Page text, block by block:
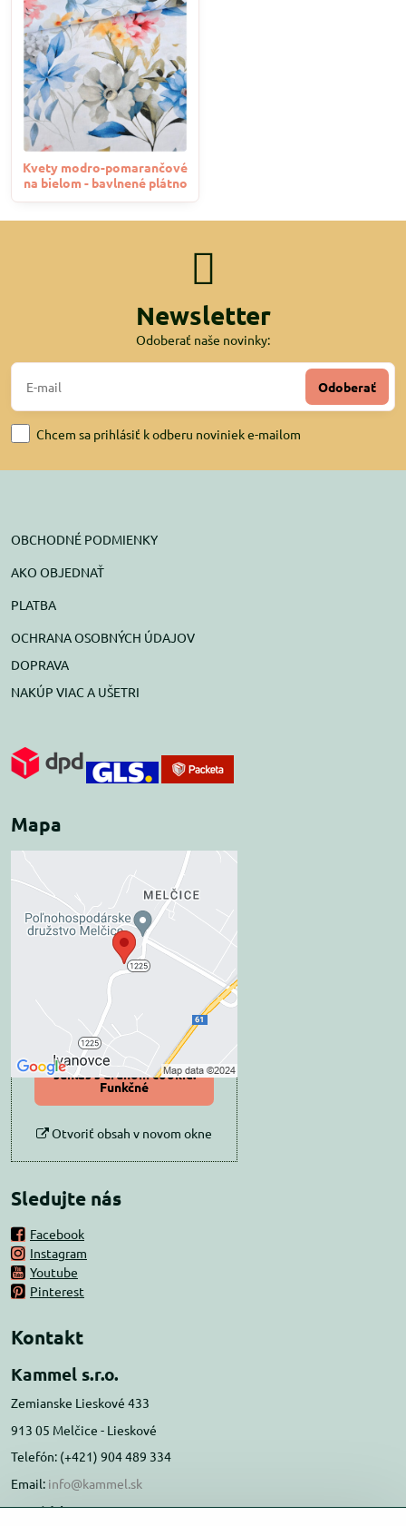
Kvety modro-pomarančové
na bielom - bavlnené plátno
Newsletter
Odoberať naše novinky:
Odoberať
Chcem sa prihlásiť k odberu noviniek e-mailom
OBCHODNÉ PODMIENKY
AKO OBJEDNAŤ
PLATBA
OCHRANA OSOBNÝCH ÚDAJOV
DOPRAVA
NAKÚP VIAC A UŠETRI
Mapa
Externý obsah je
blokovaný Voľbami
súkromia
Prajete si načítať externý obsah?
Povoliť tentokrát
Povoliť a zapamätať -
súhlas s druhom cookie:
Funkčné
Otvoriť obsah v novom okne
Sledujte nás
Facebook
Instagram
Youtube
Pinterest
Kontakt
Kammel s.r.o.
Zemianske Lieskové 433
913 05 Melčice - Lieskové
Telefón: (+421) 904 489 334
Email: info@kammel.sk
Prevádzka: